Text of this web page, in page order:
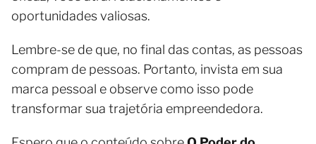
oportunidades valiosas.
Lembre-se de que, no final das contas, as pessoas
compram de pessoas. Portanto, invista em sua
marca pessoal e observe como isso pode
transformar sua trajetória empreendedora.